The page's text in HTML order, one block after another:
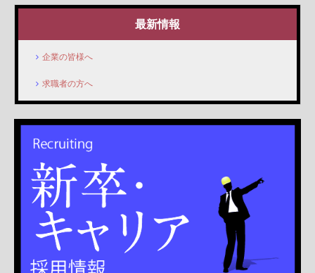
最新情報
企業の皆様へ
求職者の方へ